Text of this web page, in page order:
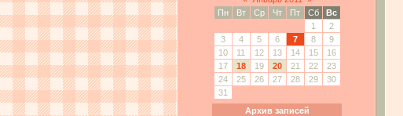
Пн
Вт Ср Чт Пт Сб
Вс
1
2
3
4 5 6 7 8
9
10
11 12 13 14 15
16
17
18 19 20 21 22
23
24
25 26 27 28 29
30
31
Архив записей